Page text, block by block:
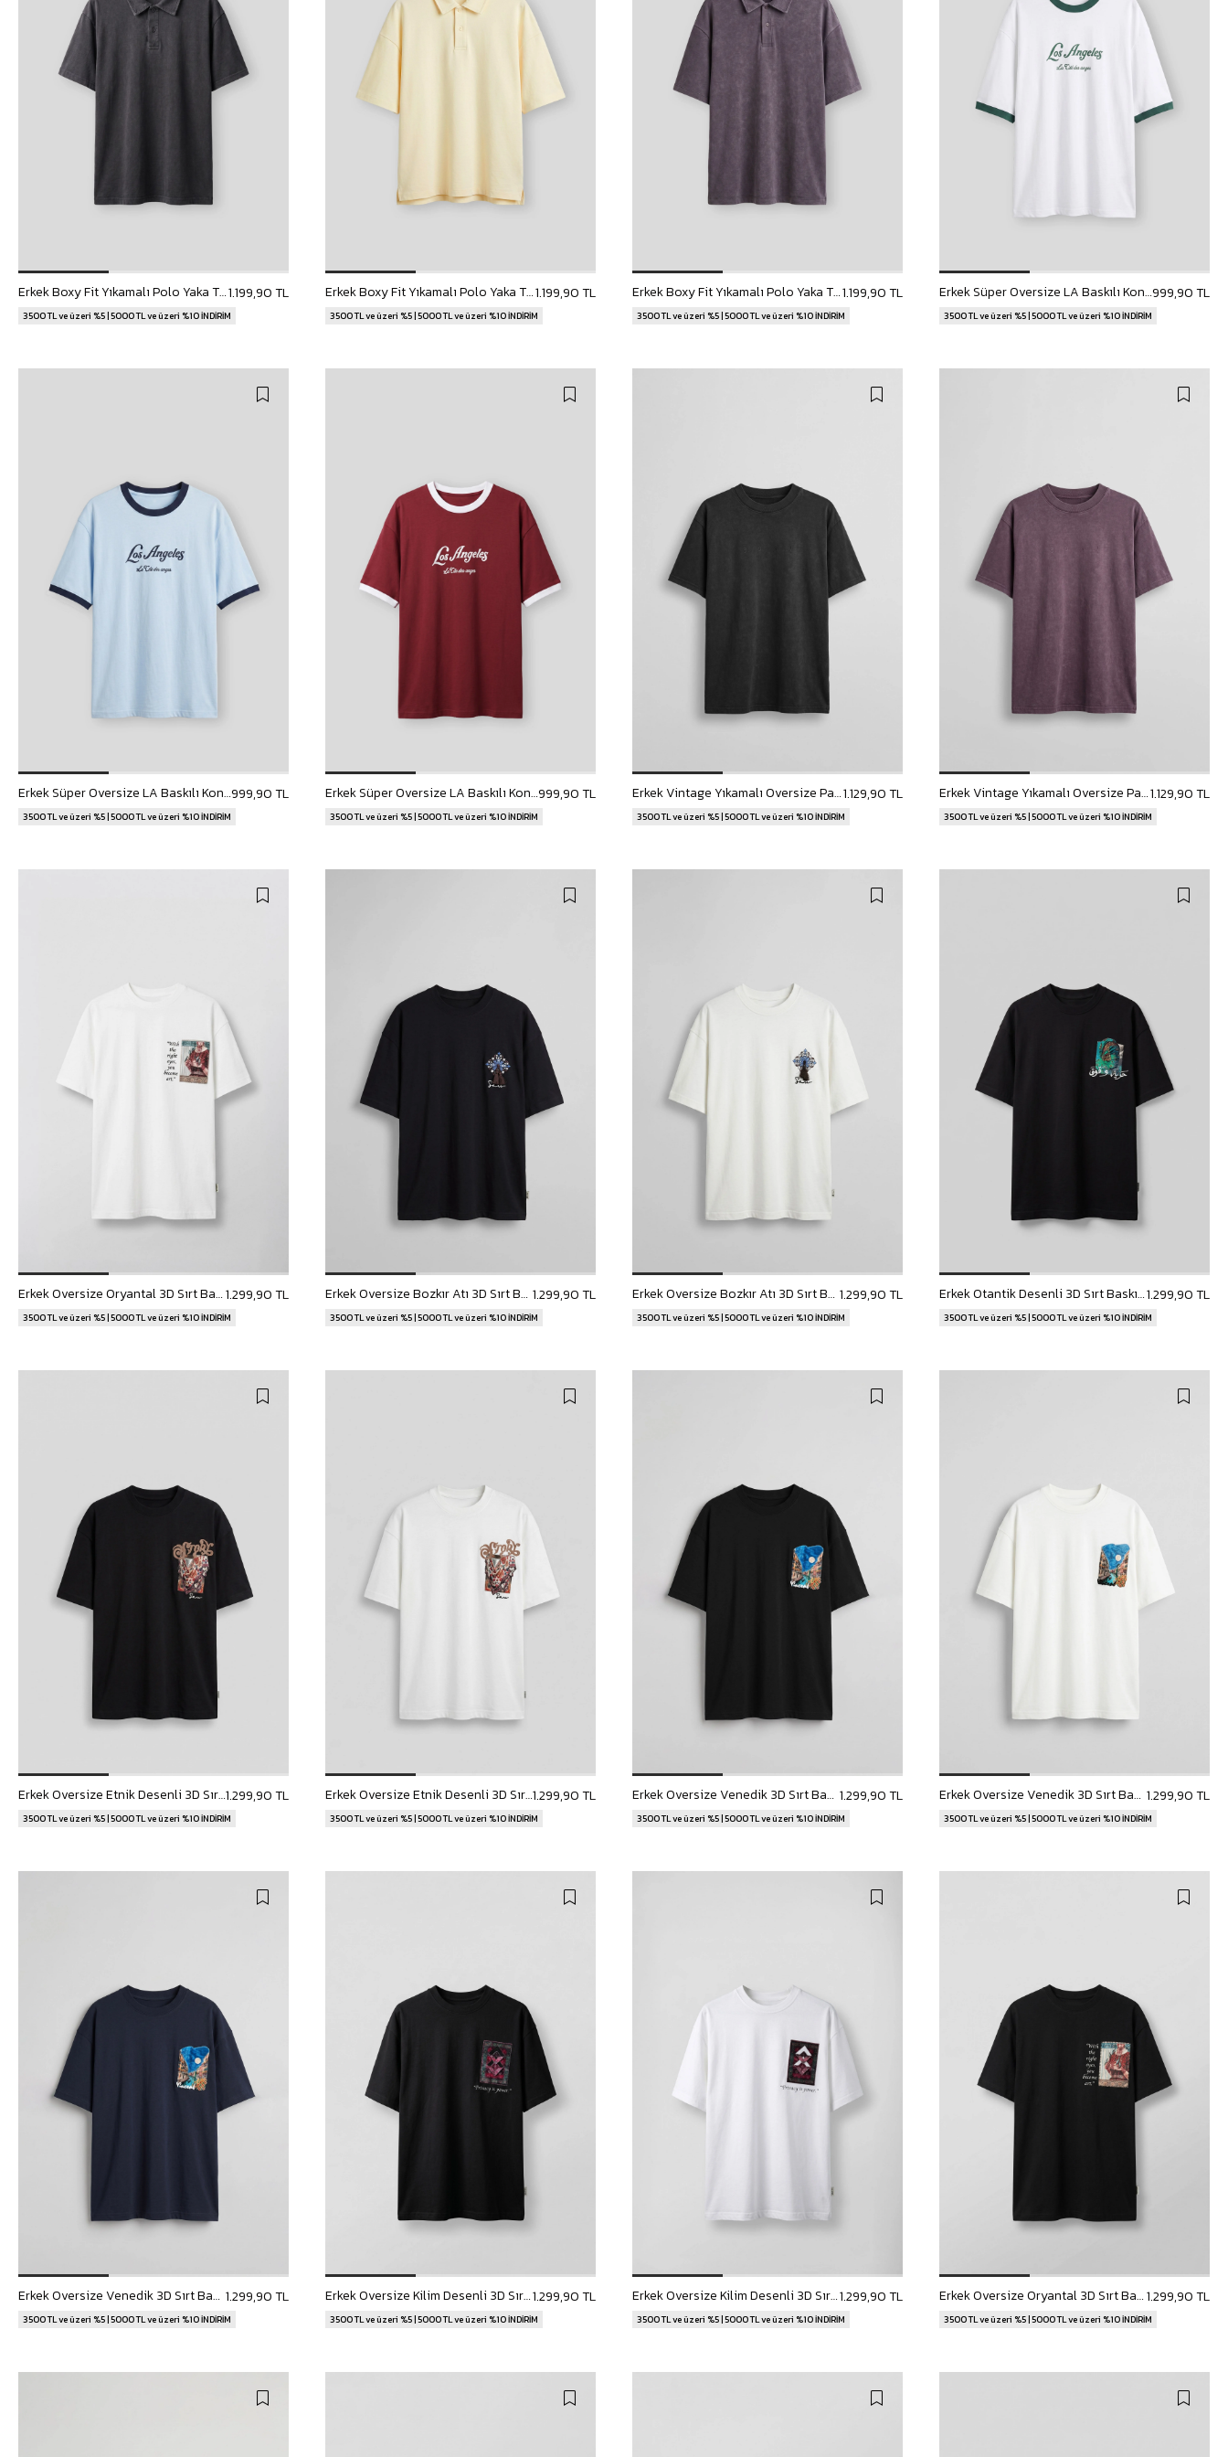
Erkek Boxy Fit Yıkamalı Polo Yaka T-Shirt Siyah1.199,90 TL
3500 TL ve üzeri %5 | 5000 TL ve üzeri %10 İNDİRİM
Erkek Boxy Fit Yıkamalı Polo Yaka T-Shirt Sarı1.199,90 TL
3500 TL ve üzeri %5 | 5000 TL ve üzeri %10 İNDİRİM
Erkek Boxy Fit Yıkamalı Polo Yaka T-Shirt Kahverengi1.199,90 TL
3500 TL ve üzeri %5 | 5000 TL ve üzeri %10 İNDİRİM
Erkek Süper Oversize LA Baskılı Kontrast Yaka T-Shirt Beyaz999,90 TL
3500 TL ve üzeri %5 | 5000 TL ve üzeri %10 İNDİRİM
Erkek Süper Oversize LA Baskılı Kontrast Yaka T-Shirt Bebek Mavi999,90 TL
3500 TL ve üzeri %5 | 5000 TL ve üzeri %10 İNDİRİM
Erkek Süper Oversize LA Baskılı Kontrast Yaka T-Shirt Bordo999,90 TL
3500 TL ve üzeri %5 | 5000 TL ve üzeri %10 İNDİRİM
Erkek Vintage Yıkamalı Oversize Pamuklu T-Shirt Siyah1.129,90 TL
3500 TL ve üzeri %5 | 5000 TL ve üzeri %10 İNDİRİM
Erkek Vintage Yıkamalı Oversize Pamuklu T-Shirt Bordo1.129,90 TL
3500 TL ve üzeri %5 | 5000 TL ve üzeri %10 İNDİRİM
Erkek Oversize Oryantal 3D Sırt Baskılı T-Shirt Beyaz1.299,90 TL
3500 TL ve üzeri %5 | 5000 TL ve üzeri %10 İNDİRİM
Erkek Oversize Bozkır Atı 3D Sırt Baskılı T-Shirt Siyah 1.299,90 TL
3500 TL ve üzeri %5 | 5000 TL ve üzeri %10 İNDİRİM
Erkek Oversize Bozkır Atı 3D Sırt Baskılı T-Shirt Beyaz 1.299,90 TL
3500 TL ve üzeri %5 | 5000 TL ve üzeri %10 İNDİRİM
Erkek Otantik Desenli 3D Sırt Baskılı T-Shirt Siyah1.299,90 TL
3500 TL ve üzeri %5 | 5000 TL ve üzeri %10 İNDİRİM
Erkek Oversize Etnik Desenli 3D Sırt Baskılı T-Shirt Siyah1.299,90 TL
3500 TL ve üzeri %5 | 5000 TL ve üzeri %10 İNDİRİM
Erkek Oversize Etnik Desenli 3D Sırt Baskılı T-Shirt Beyaz1.299,90 TL
3500 TL ve üzeri %5 | 5000 TL ve üzeri %10 İNDİRİM
Erkek Oversize Venedik 3D Sırt Baskılı T-Shirt Siyah 1.299,90 TL
3500 TL ve üzeri %5 | 5000 TL ve üzeri %10 İNDİRİM
Erkek Oversize Venedik 3D Sırt Baskılı T-Shirt Beyaz 1.299,90 TL
3500 TL ve üzeri %5 | 5000 TL ve üzeri %10 İNDİRİM
Erkek Oversize Venedik 3D Sırt Baskılı T-Shirt Lacivert 1.299,90 TL
3500 TL ve üzeri %5 | 5000 TL ve üzeri %10 İNDİRİM
Erkek Oversize Kilim Desenli 3D Sırt Baskılı T-Shirt Siyah1.299,90 TL
3500 TL ve üzeri %5 | 5000 TL ve üzeri %10 İNDİRİM
Erkek Oversize Kilim Desenli 3D Sırt Baskılı T-Shirt Beyaz1.299,90 TL
3500 TL ve üzeri %5 | 5000 TL ve üzeri %10 İNDİRİM
Erkek Oversize Oryantal 3D Sırt Baskılı T-Shirt Siyah1.299,90 TL
3500 TL ve üzeri %5 | 5000 TL ve üzeri %10 İNDİRİM